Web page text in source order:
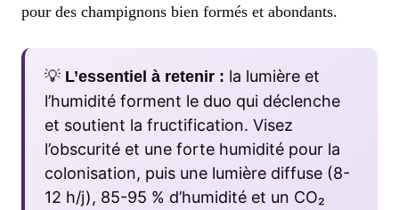
pour des champignons bien formés et abondants.
💡 L’essentiel à retenir : la lumière et
l’humidité forment le duo qui déclenche
et soutient la fructification. Visez
l’obscurité et une forte humidité pour la
colonisation, puis une lumière diffuse (8-
12 h/j), 85-95 % d’humidité et un CO₂